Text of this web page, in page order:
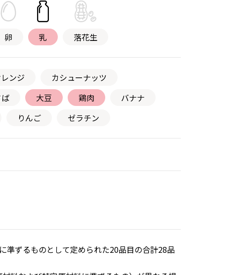
卵 乳 落花生
ンジ
カシューナッツ
大豆 鶏肉
バナナ
りんご ゼラチン
ずるものとして定められた20品目の合計28品